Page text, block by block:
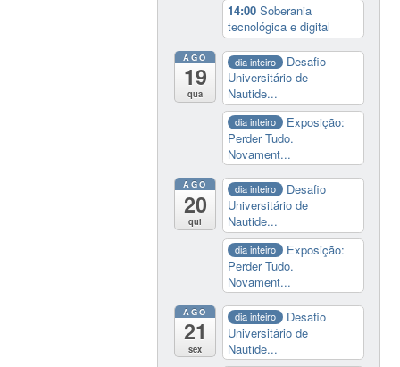
14:00Soberania
tecnológica e digital
AGO
19
qua
dia inteiro
Desafio
Universitário de
Nautide...
dia inteiro
Exposição:
Perder Tudo.
Novament...
AGO
20
qui
dia inteiro
Desafio
Universitário de
Nautide...
dia inteiro
Exposição:
Perder Tudo.
Novament...
AGO
21
sex
dia inteiro
Desafio
Universitário de
Nautide...